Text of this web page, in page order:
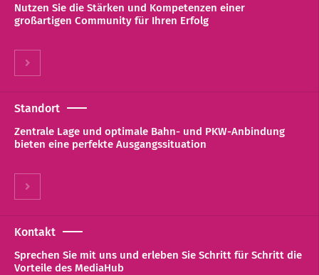
Nutzen Sie die Stärken und Kompetenzen einer
großartigen Community für Ihren Erfolg
Standort
Zentrale Lage und optimale Bahn- und PKW-Anbindung
bieten eine perfekte Ausgangssituation
Kontakt
Sprechen Sie mit uns und erleben Sie Schritt für Schritt die
Vorteile des MediaHub